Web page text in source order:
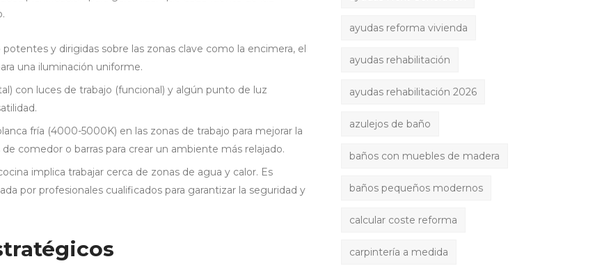
potentes y dirigidas sobre las zonas clave como la encimera, el
una iluminación uniforme.
con luces de trabajo (funcional) y algún punto de luz
fría (4000-5000K) en las zonas de trabajo para mejorar la
comedor o barras para crear un ambiente más relajado.
implica trabajar cerca de zonas de agua y calor. Es
por profesionales cualificados para garantizar la seguridad y
ayudas reforma vivienda
ayudas rehabilitación
ayudas rehabilitación 2026
azulejos de baño
baños con muebles de madera
baños pequeños modernos
calcular coste reforma
carpintería a medida